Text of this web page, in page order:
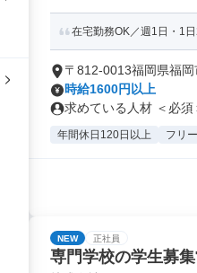
在宅勤務OK／週1日・1
〒812-0013福岡県福
時給1600円以上
求めている人材 ＜必須
年間休日120日以上 フリ
NEW 正社員
専門学校の学生募